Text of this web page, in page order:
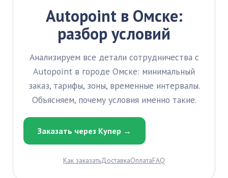
Autopoint в Омске:
разбор условий
Анализируем все детали сотрудничества с
Autopoint в городе Омске: минимальный
заказ, тарифы, зоны, временные интервалы.
Объясняем, почему условия именно такие.
Заказать через Купер →
Как заказатьДоставкаОплатаFAQ